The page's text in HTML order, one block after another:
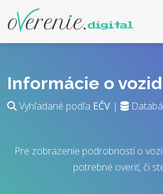
Informácie o
Vyhľadané podľa EČV |
Pre zobrazenie podrobností o
potrebné overiť, či